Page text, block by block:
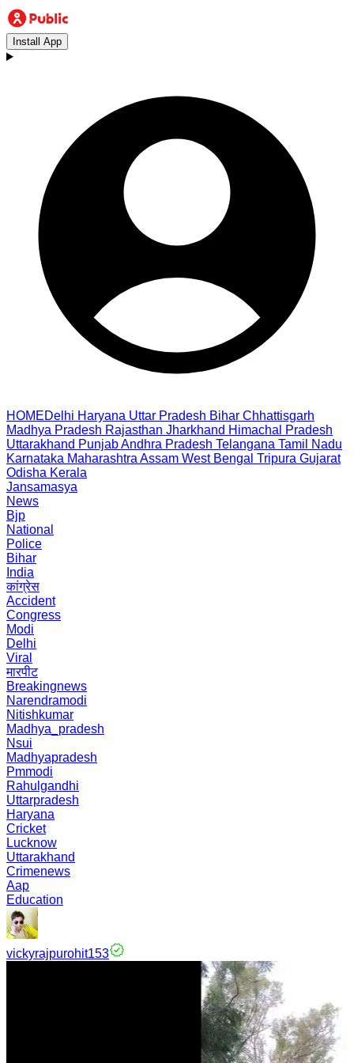
Install App
HOMEDelhi Haryana Uttar Pradesh Bihar Chhattisgarh
Madhya Pradesh Rajasthan Jharkhand Himachal Pradesh
Uttarakhand PunjabAndhra Pradesh Telangana Tamil Nadu
Karnataka Maharashtra Assam West Bengal Tripura Gujarat
Odisha Kerala
Jansamasya
News
Bjp
National
Police
Bihar
India
कांग्रेस
Accident
Congress
Modi
Delhi
Viral
मारपीट
Breakingnews
Narendramodi
Nitishkumar
Madhya_pradesh
Nsui
Madhyapradesh
Pmmodi
Rahulgandhi
Uttarpradesh
Haryana
Cricket
Lucknow
Uttarakhand
Crimenews
Aap
Education
vickyrajpurohit153